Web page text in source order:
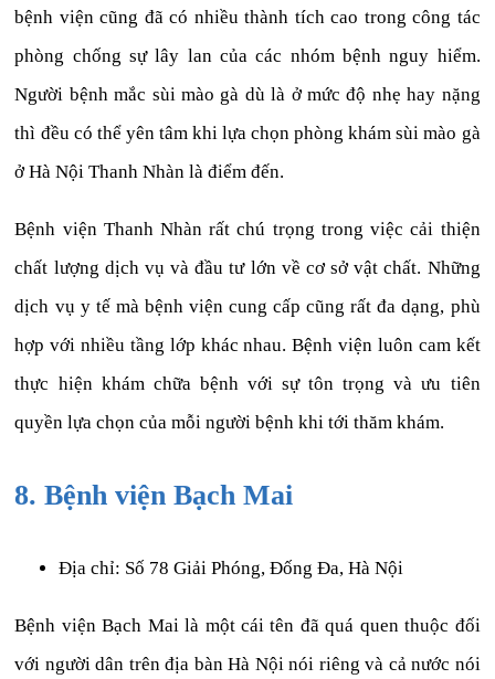
bệnh viện cũng đã có nhiều thành tích cao trong công tác
phòng chống sự lây lan của các nhóm bệnh nguy hiểm.
Người bệnh mắc sùi mào gà dù là ở mức độ nhẹ hay nặng
thì đều có thể yên tâm khi lựa chọn phòng khám sùi mào gà
ở Hà Nội Thanh Nhàn là điểm đến.
Bệnh viện Thanh Nhàn rất chú trọng trong việc cải thiện
chất lượng dịch vụ và đầu tư lớn về cơ sở vật chất. Những
dịch vụ y tế mà bệnh viện cung cấp cũng rất đa dạng, phù
hợp với nhiều tầng lớp khác nhau. Bệnh viện luôn cam kết
thực hiện khám chữa bệnh với sự tôn trọng và ưu tiên
quyền lựa chọn của mỗi người bệnh khi tới thăm khám.
8. Bệnh viện Bạch Mai
Địa chỉ: Số 78 Giải Phóng, Đống Đa, Hà Nội
Bệnh viện Bạch Mai là một cái tên đã quá quen thuộc đối
với người dân trên địa bàn Hà Nội nói riêng và cả nước nói